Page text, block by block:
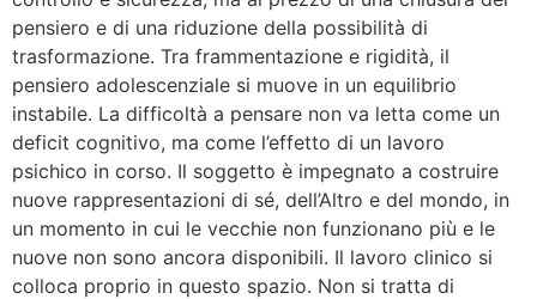
pensiero e di una riduzione della possibilità di
trasformazione. Tra frammentazione e rigidità, il
pensiero adolescenziale si muove in un equilibrio
instabile. La difficoltà a pensare non va letta come un
deficit cognitivo, ma come l’effetto di un lavoro
psichico in corso. Il soggetto è impegnato a costruire
nuove rappresentazioni di sé, dell’Altro e del mondo, in
un momento in cui le vecchie non funzionano più e le
nuove non sono ancora disponibili. Il lavoro clinico si
colloca proprio in questo spazio. Non si tratta di